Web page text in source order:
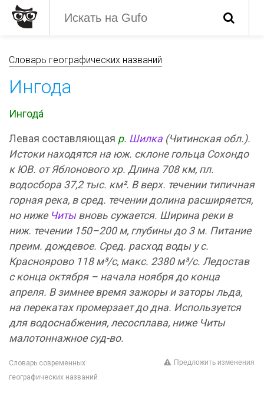
Словарь географических названий
Ингода
Ингода́
Левая составляющая р. Шилка (Читинская обл.).
Истоки находятся на юж. склоне гольца Сохондо
к ЮВ. от Яблонового хр. Длина 708 км, пл.
водосбора 37,2 тыс. км². В верх. течении типичная
горная река, в сред. течении долина расширяется,
но ниже Читывновь сужается. Ширина реки в
ниж. течении 150–200 м, глубины до 3 м. Питание
преим. дождевое. Сред. расход воды у с.
Красноярово 118 м³/с, макс. 2380 м³/с. Ледостав
с конца октября – начала ноября до конца
апреля. В зимнее время зажоры и заторы льда,
на перекатах промерзает до дна. Используется
для водоснабжения, лесосплава, ниже Читы
малотоннажное суд-во.
Словарь современных
географических названий
Предложить изменения